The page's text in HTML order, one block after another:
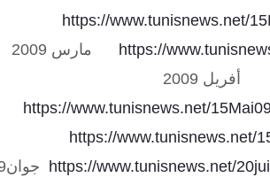
https://www.tunisnews.net/
مارس 2009
https://
أفريل 2009
https://www.tunisnews.net/
https://www.tunisnews.net/
جوان2009 https://www.tunisnews.net/